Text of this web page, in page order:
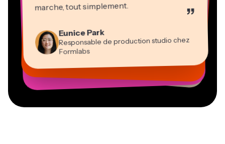
marche, tout simplement. ”
Eunice Park
Responsable de production studio chez
Formlabs
Vannesia Darby
PDG de MOXIE Nashville
Grant Taleck
Cofondateur d’AuthentIQMarketing.com
Panos Papagapiou
Directeur associé chez EPATHLON
Kerry-lee Farla
Youtubeur
Gracie Peng
Directeur du contenu
Martin James
Éditeur vidéo
Heidi Rae
Pédagogie
Consultant
Mitch Rawlings
Freelance en services d’information
Dina Segovia
Travailleur en freelance virtuel